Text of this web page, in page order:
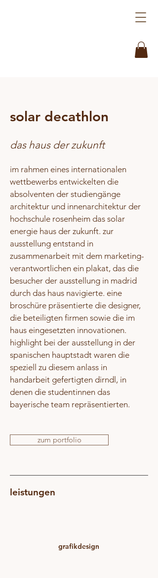
solar decathlon
das haus der zukunft
im rahmen eines internationalen
wettbewerbs entwickelten die
absolventen der studiengänge
architektur und innenarchitektur der
hochschule rosenheim das solar
energie haus der zukunft. zur
ausstellung entstand in
zusammenarbeit mit dem marketing-
verantwortlichen ein plakat, das die
besucher der ausstellung in madrid
durch das haus navigierte. eine
broschüre präsentierte die designer,
die beteiligten firmen sowie die im
haus eingesetzten innovationen.
highlight bei der ausstellung in der
spanischen hauptstadt waren die
speziell zu diesem anlass in
handarbeit gefertigten dirndl, in
denen die studentinnen das
bayerische team repräsentierten.
zum portfolio
leistungen
grafikdesign